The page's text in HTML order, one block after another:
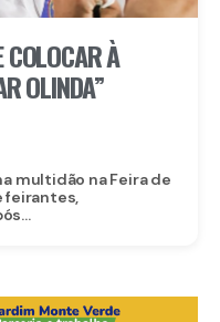
À
OLINDA”
multidão na Feira de
feirantes,